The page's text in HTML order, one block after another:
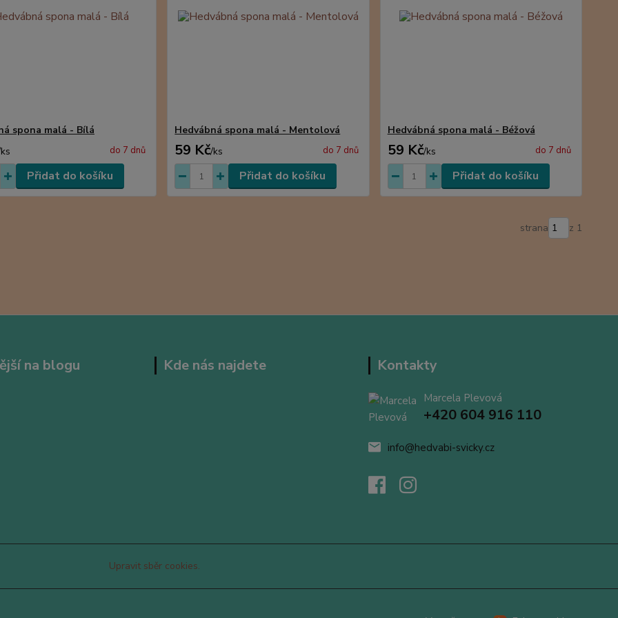
spona malá - Bílá
ks do 7 dnů
Přidat do košíku
Hedvábná spona malá - Mentolová
59 Kč/ks do 7 dnů
Přidat do košíku
Hedvábná spona malá - Béžová
59 Kč/ks do 7 dnů
Přidat do košíku
strana z 1
na blogu Kde nás najdete Kontakty
Marcela Plevová
+420 604 916 110
info@hedvabi-svicky.cz
Upravit sběr cookies.